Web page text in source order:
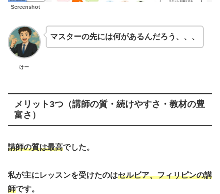
Screenshot
けー
マスターの先には何があるんだろう、、、
メリット3つ（講師の質・続けやすさ・教材の豊
富さ）
講師の質は最高でした。
私が主にレッスンを受けたのはセルビア、フィリピンの講
師です。